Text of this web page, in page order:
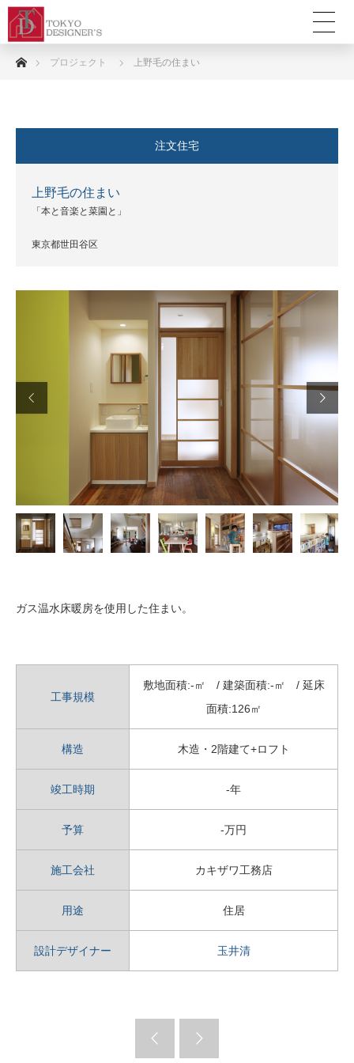
ホームプロジェクト 上野毛の住まい
注文住宅
上野毛の住まい
「本と音楽と菜園と」
東京都世田谷区
 
ガス温水床暖房を使用した住まい。
工事規模
敷地面積:-㎡ / 建築面積:-㎡ / 延床
面積:126㎡
構造 木造・2階建て+ロフト
竣工時期 -年
予算 -万円
施工会社 カキザワ工務店
用途 住居
設計デザイナー 玉井清